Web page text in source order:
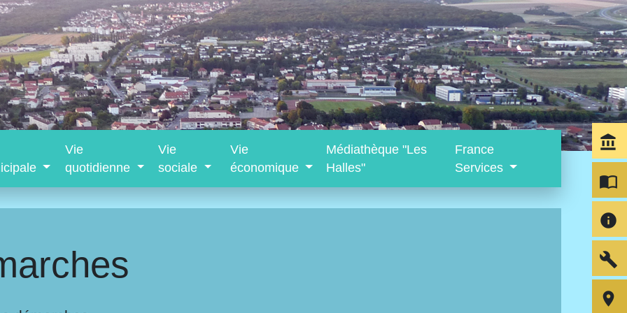
Vie
quotidienne
Vie
sociale
Vie
économique
Médiathèque "Les
Halles"
France
Services
account_balance
import_contacts
info
build
room